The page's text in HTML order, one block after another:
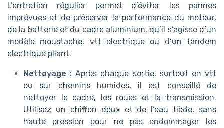
L’entretien régulier permet d’éviter les pannes
imprévues et de préserver la performance du moteur,
de la batterie et du cadre aluminium, qu’il s’agisse d’un
modèle moustache, vtt electrique ou d’un tandem
electrique pliant.
Nettoyage : Après chaque sortie, surtout en vtt
ou sur chemins humides, il est conseillé de
nettoyer le cadre, les roues et la transmission.
Utilisez un chiffon doux et de l’eau tiède, sans
haute pression pour ne pas endommager les